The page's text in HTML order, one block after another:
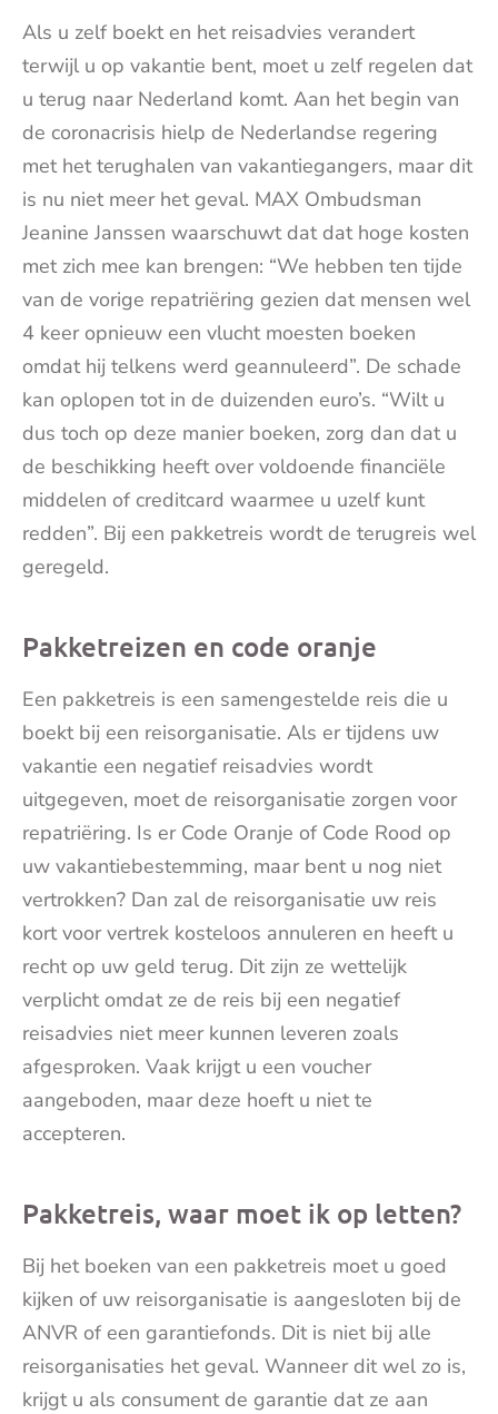
Als u zelf boekt en het reisadvies verandert
terwijl u op vakantie bent, moet u zelf regelen dat
u terug naar Nederland komt. Aan het begin van
de coronacrisis hielp de Nederlandse regering
met het terughalen van vakantiegangers, maar dit
is nu niet meer het geval. MAX Ombudsman
Jeanine Janssen waarschuwt dat dat hoge kosten
met zich mee kan brengen: “We hebben ten tijde
van de vorige repatriëring gezien dat mensen wel
4 keer opnieuw een vlucht moesten boeken
omdat hij telkens werd geannuleerd”. De schade
kan oplopen tot in de duizenden euro’s. “Wilt u
dus toch op deze manier boeken, zorg dan dat u
de beschikking heeft over voldoende financiële
middelen of creditcard waarmee u uzelf kunt
redden”. Bij een pakketreis wordt de terugreis wel
geregeld.
Pakketreizen en code oranje
Een pakketreis is een samengestelde reis die u
boekt bij een reisorganisatie. Als er tijdens uw
vakantie een negatief reisadvies wordt
uitgegeven, moet de reisorganisatie zorgen voor
repatriëring. Is er Code Oranje of Code Rood op
uw vakantiebestemming, maar bent u nog niet
vertrokken? Dan zal de reisorganisatie uw reis
kort voor vertrek kosteloos annuleren en heeft u
recht op uw geld terug. Dit zijn ze wettelijk
verplicht omdat ze de reis bij een negatief
reisadvies niet meer kunnen leveren zoals
afgesproken. Vaak krijgt u een voucher
aangeboden, maar deze hoeft u niet te
accepteren.
Pakketreis, waar moet ik op letten?
Bij het boeken van een pakketreis moet u goed
kijken of uw reisorganisatie is aangesloten bij de
ANVR of een garantiefonds. Dit is niet bij alle
reisorganisaties het geval. Wanneer dit wel zo is,
krijgt u als consument de garantie dat ze aan